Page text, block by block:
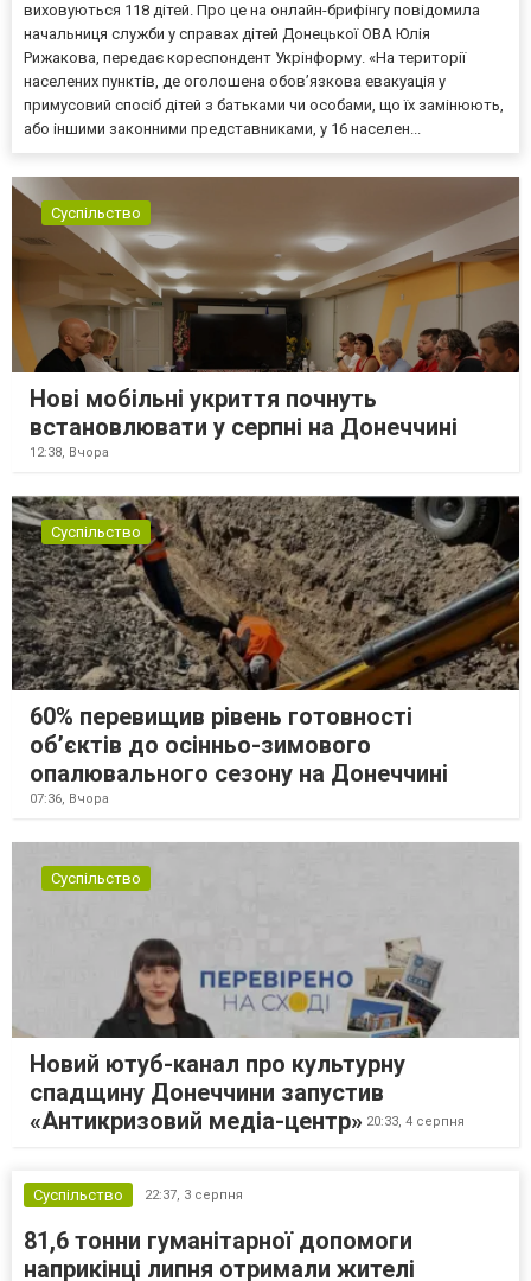
виховуються 118 дітей. Про це на онлайн-брифінгу повідомила
начальниця служби у справах дітей Донецької ОВА Юлія
Рижакова, передає кореспондент Укрінформу. «На території
населених пунктів, де оголошена обов’язкова евакуація у
примусовий спосіб дітей з батьками чи особами, що їх замінюють,
або іншими законними представниками, у 16 населен...
Суспільство
Нові мобільні укриття почнуть
встановлювати у серпні на Донеччині
12:38, Вчора
Суспільство
60% перевищив рівень готовності
об’єктів до осінньо-зимового
опалювального сезону на Донеччині
07:36, Вчора
Суспільство
Новий ютуб-канал про культурну
спадщину Донеччини запустив
«Антикризовий медіа-центр» 20:33, 4 серпня
Суспільство 22:37, 3 серпня
81,6 тонни гуманітарної допомоги
наприкінці липня отримали жителі